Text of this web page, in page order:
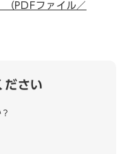
PDFファイル／
ださい